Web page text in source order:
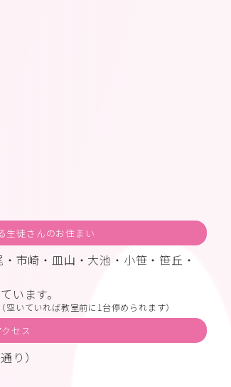
生徒さんのお住まい
市崎・皿山・大池・小笹・笹丘・
います。
いていれば教室前に1台停められます）
セス
り）